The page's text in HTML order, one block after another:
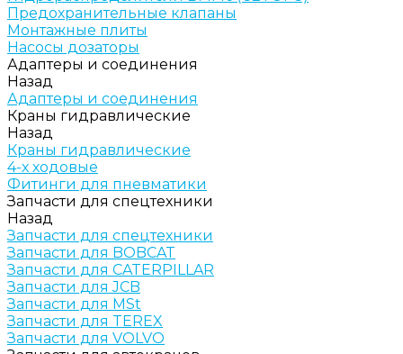
Предохранительные клапаны
Монтажные плиты
Насосы дозаторы
Адаптеры и соединения
Назад
Адаптеры и соединения
Краны гидравлические
Назад
Краны гидравлические
4-х ходовые
Фитинги для пневматики
Запчасти для спецтехники
Назад
Запчасти для спецтехники
Запчасти для BOBCAT
Запчасти для CATERPILLAR
Запчасти для JCB
Запчасти для MSt
Запчасти для TEREX
Запчасти для VOLVO